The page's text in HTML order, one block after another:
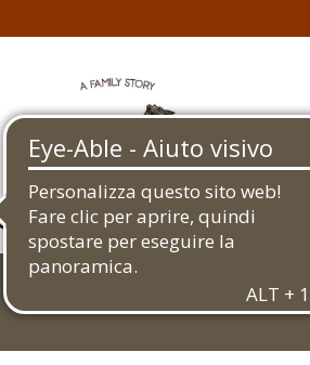
pet store